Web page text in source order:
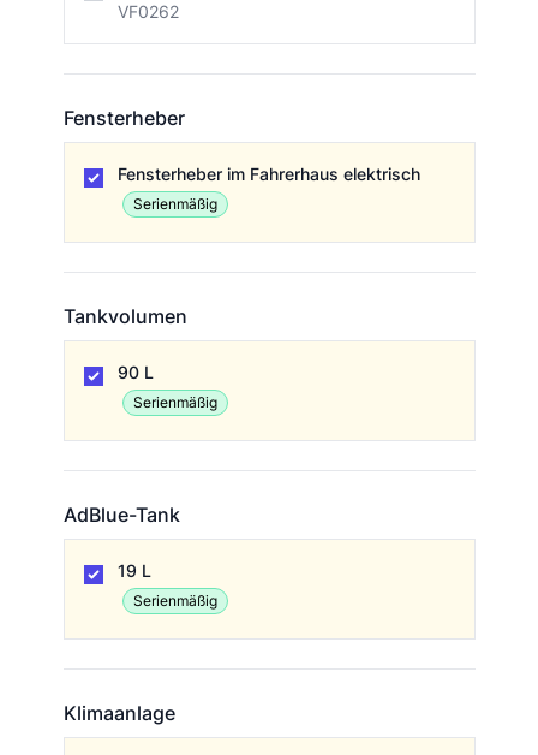
VF0262
Fensterheber
Fensterheber im Fahrerhaus elektrisch
Serienmäßig
Tankvolumen
90 L
Serienmäßig
AdBlue-Tank
19 L
Serienmäßig
Klimaanlage